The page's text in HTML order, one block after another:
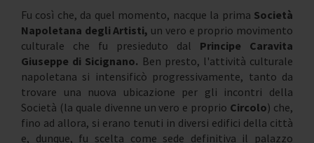
Fu così che, da quel momento, nacque la prima Società
Napoletana degli Artisti, un vero e proprio movimento
culturale che fu presieduto dal Principe Caravita
Giuseppe di Sicignano. Ben presto, l'attività culturale
napoletana si intensificò progressivamente, tanto da
trovare una nuova ubicazione per gli incontri della
Società (la quale divenne un vero e proprio Circolo) che,
fino ad allora, si erano tenuti in diversi edifici della città
e, dunque, fu scelta come sede definitiva il palazzo